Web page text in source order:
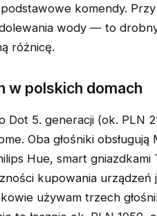
komendy.
wody — to
różnicę.
w polskich domach
Dot 5. generacji (ok. PLN
Oba głośniki obsługują
Hue, smart gniazdkami
kupowania urządzeń
używam trzech